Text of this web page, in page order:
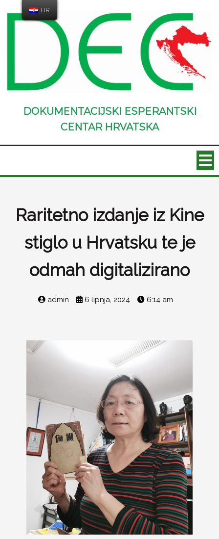
DOKUMENTACIJSKI ESPERANTSKI
CENTAR HRVATSKA
Raritetno izdanje iz Kine
stiglo u Hrvatsku te je
odmah digitalizirano
admin 6 lipnja, 2024 6:14 am
HR